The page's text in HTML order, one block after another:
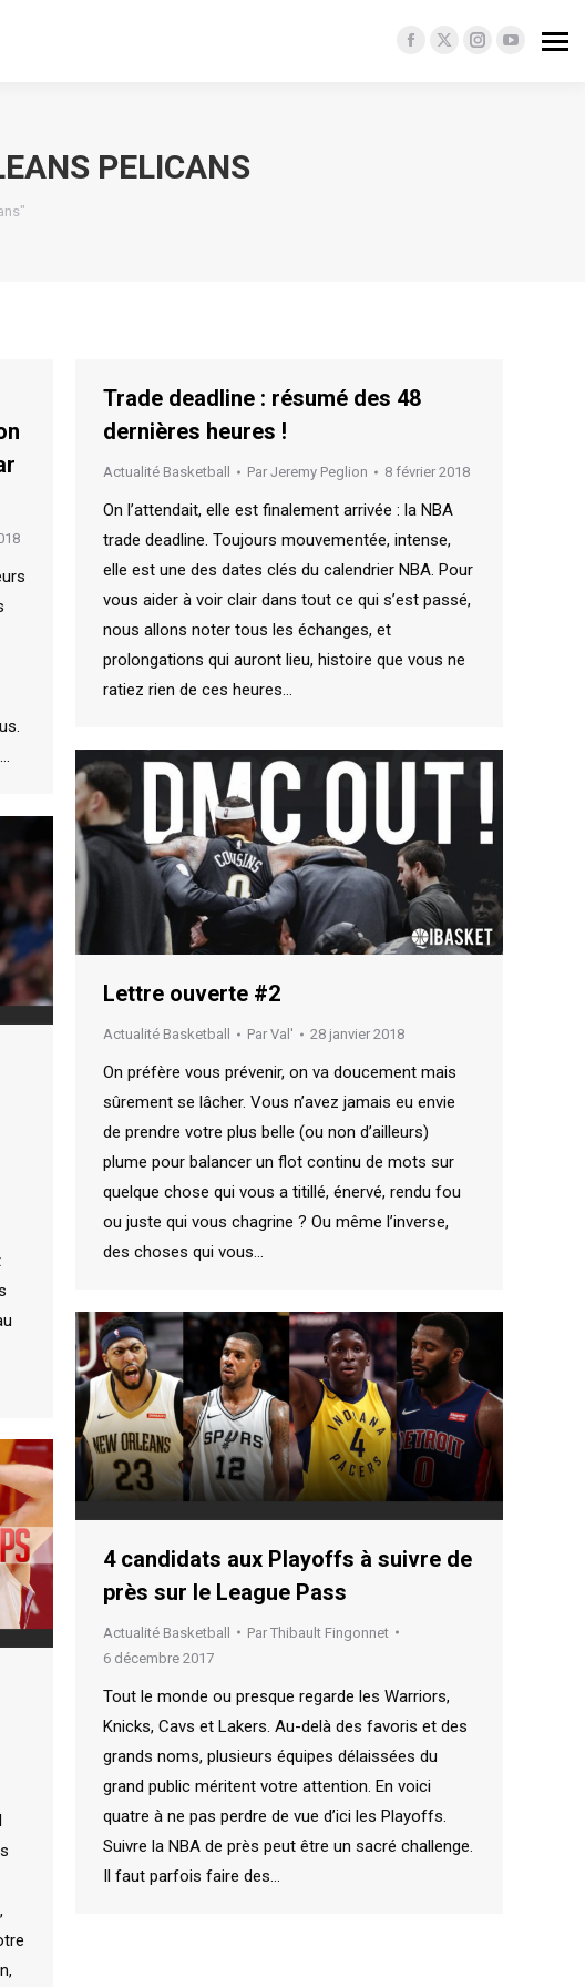
Facebook
X
Instagram
YouTube
PELICANS
Trade deadline : résumé des 48
dernières heures !
Actualité Basketball Par Jeremy Peglion 8 février 2018
On l’attendait, elle est finalement arrivée : la NBA
trade deadline. Toujours mouvementée, intense,
elle est une des dates clés du calendrier NBA. Pour
vous aider à voir clair dans tout ce qui s’est passé,
nous allons noter tous les échanges, et
prolongations qui auront lieu, histoire que vous ne
ratiez rien de ces heures…
Lettre ouverte #2
Actualité Basketball Par Val' 28 janvier 2018
On préfère vous prévenir, on va doucement mais
sûrement se lâcher. Vous n’avez jamais eu envie
de prendre votre plus belle (ou non d’ailleurs)
plume pour balancer un flot continu de mots sur
quelque chose qui vous a titillé, énervé, rendu fou
ou juste qui vous chagrine ? Ou même l’inverse,
des choses qui vous…
4 candidats aux Playoffs à suivre de
près sur le League Pass
Actualité Basketball Par Thibault Fingonnet
6 décembre 2017
Tout le monde ou presque regarde les Warriors,
Knicks, Cavs et Lakers. Au-delà des favoris et des
grands noms, plusieurs équipes délaissées du
grand public méritent votre attention. En voici
quatre à ne pas perdre de vue d’ici les Playoffs.
Suivre la NBA de près peut être un sacré challenge.
Il faut parfois faire des…